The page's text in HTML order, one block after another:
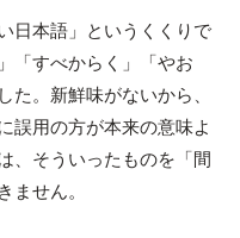
日本語」というくくりで
「すべからく」「やお
た。新鮮味がないから、
誤用の方が本来の意味よ
、そういったものを「間
ません。